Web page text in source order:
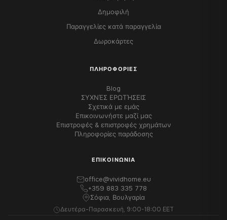
Δημοφιλή
Παραγγελίες κατά παραγγελία
Δωροκάρτες
ΠΛΗΡΟΦΟΡΊΕΣ
Blog
ΣΥΧΝΈΣ ΕΡΩΤΉΣΕΙΣ
Σχετικά με εμάς
Επικοινωνήστε μαζί μας
Επιστροφές & επιστροφές χρημάτων
Πληροφορίες παράδοσης
ΕΠΙΚΟΙΝΩΝΊΑ
office@vividhome.eu
+359 883 335 778
Σόφια, Βουλγαρία
Δευτέρα-Παρασκευή, 9:00-18:00 EET